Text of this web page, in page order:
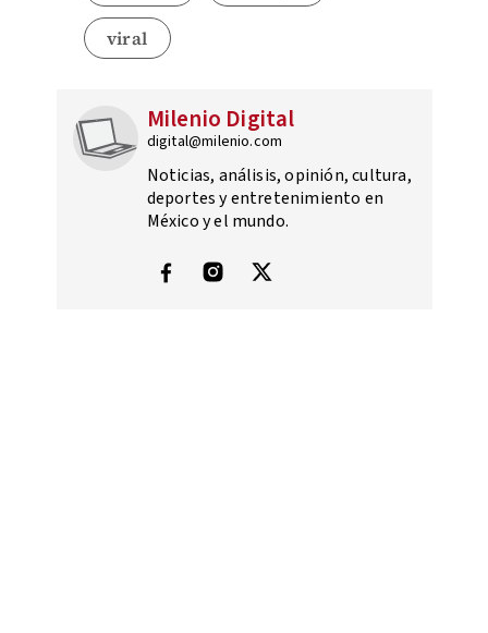
viral
Milenio Digital
digital@milenio.com
Noticias, análisis, opinión, cultura,
deportes y entretenimiento en
México y el mundo.